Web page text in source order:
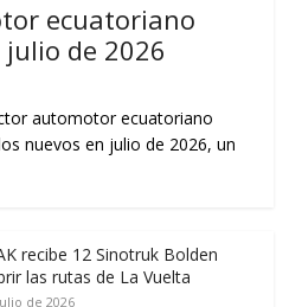
ecuatoriano
de 2026
automotor ecuatoriano
nuevos en julio de 2026, un
recibe 12 Sinotruk Bolden
las rutas de La Vuelta
de 2026